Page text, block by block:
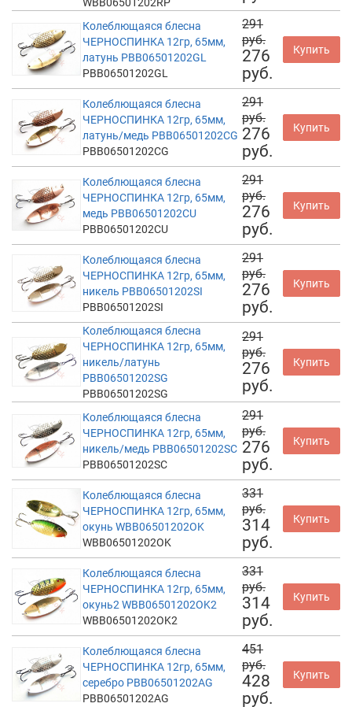
Колеблющаяся блесна
ЧЕРНОСПИНКА 12гр, 65мм,
латунь PBB06501202GL
PBB06501202GL
291
руб.
276
руб.
Купить
Колеблющаяся блесна
ЧЕРНОСПИНКА 12гр, 65мм,
латунь/медь PBB06501202CG
PBB06501202CG
291
руб.
276
руб.
Купить
Колеблющаяся блесна
ЧЕРНОСПИНКА 12гр, 65мм,
медь PBB06501202CU
PBB06501202CU
291
руб.
276
руб.
Купить
Колеблющаяся блесна
ЧЕРНОСПИНКА 12гр, 65мм,
никель PBB06501202SI
PBB06501202SI
291
руб.
276
руб.
Купить
Колеблющаяся блесна
ЧЕРНОСПИНКА 12гр, 65мм,
никель/латунь
PBB06501202SG
PBB06501202SG
291
руб.
276
руб.
Купить
Колеблющаяся блесна
ЧЕРНОСПИНКА 12гр, 65мм,
никель/медь PBB06501202SC
PBB06501202SC
291
руб.
276
руб.
Купить
Колеблющаяся блесна
ЧЕРНОСПИНКА 12гр, 65мм,
окунь WBB06501202OK
WBB06501202OK
331
руб.
314
руб.
Купить
Колеблющаяся блесна
ЧЕРНОСПИНКА 12гр, 65мм,
окунь2 WBB06501202OK2
WBB06501202OK2
331
руб.
314
руб.
Купить
Колеблющаяся блесна
ЧЕРНОСПИНКА 12гр, 65мм,
серебро PBB06501202AG
PBB06501202AG
451
руб.
428
руб.
Купить